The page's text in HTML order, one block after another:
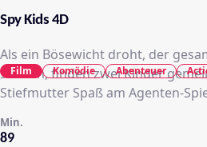
Spy Kids 4D
Als ein Bösewicht droht, der
stehlen, finden zwei Kinder
Stiefmutter Spaß am Agenten-
89
Min.
Film Komödie Abenteuer